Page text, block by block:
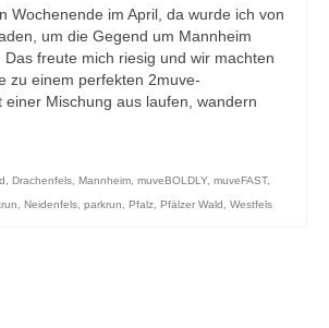
Wochenende im April, da wurde ich von
um die Gegend um Mannheim
Das freute mich riesig und wir machten
zu einem perfekten 2muve-
einer Mischung aus laufen, wandern
, Drachenfels, Mannheim, muveBOLDLY, muveFAST,
, Neidenfels, parkrun, Pfalz, Pfälzer Wald, Westfels